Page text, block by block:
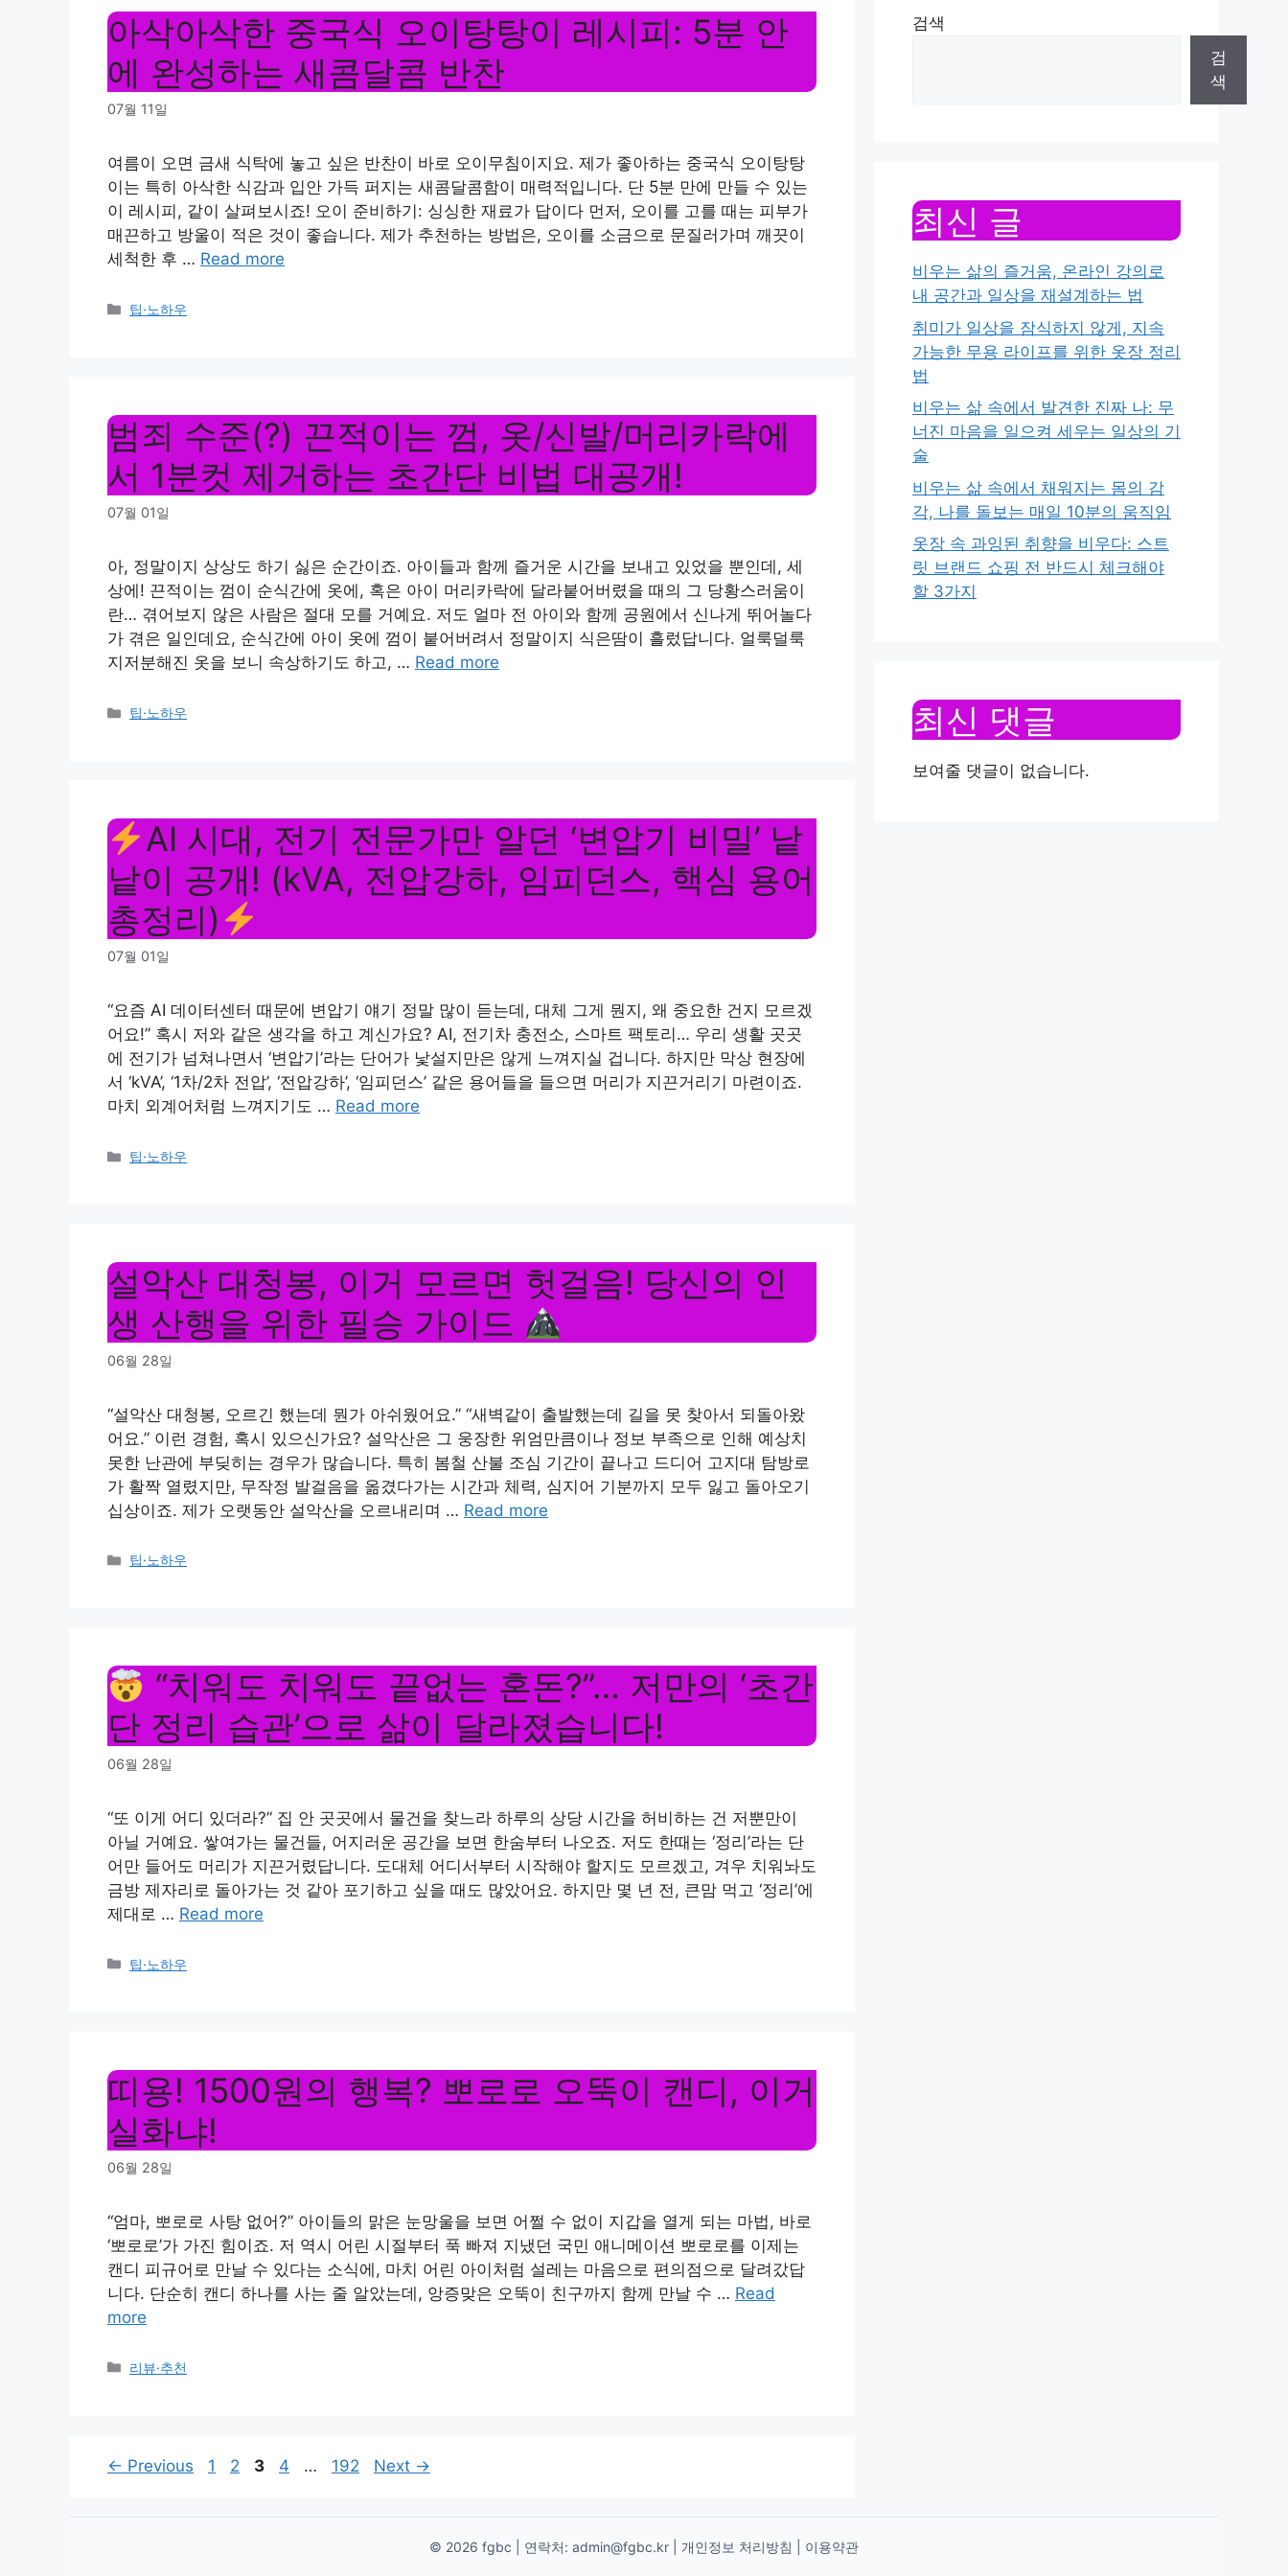
아삭아삭한 중국식 오이탕탕이 레시피: 5분 안
에 완성하는 새콤달콤 반찬
07월 11일
여름이 오면 금새 식탁에 놓고 싶은 반찬이 바로 오이무침이지요. 제가 좋아하는 중국식 오이탕탕
이는 특히 아삭한 식감과 입안 가득 퍼지는 새콤달콤함이 매력적입니다. 단 5분 만에 만들 수 있는
이 레시피, 같이 살펴보시죠! 오이 준비하기: 싱싱한 재료가 답이다 먼저, 오이를 고를 때는 피부가
매끈하고 방울이 적은 것이 좋습니다. 제가 추천하는 방법은, 오이를 소금으로 문질러가며 깨끗이
세척한 후 … Read more
Categories
팁·노하우
범죄 수준(?) 끈적이는 껌, 옷/신발/머리카락에
서 1분컷 제거하는 초간단 비법 대공개!
07월 01일
아, 정말이지 상상도 하기 싫은 순간이죠. 아이들과 함께 즐거운 시간을 보내고 있었을 뿐인데, 세
상에! 끈적이는 껌이 순식간에 옷에, 혹은 아이 머리카락에 달라붙어버렸을 때의 그 당황스러움이
란… 겪어보지 않은 사람은 절대 모를 거예요. 저도 얼마 전 아이와 함께 공원에서 신나게 뛰어놀다
가 겪은 일인데요, 순식간에 아이 옷에 껌이 붙어버려서 정말이지 식은땀이 흘렀답니다. 얼룩덜룩
지저분해진 옷을 보니 속상하기도 하고, … Read more
Categories
팁·노하우
AI 시대, 전기 전문가만 알던 ‘변압기 비밀’ 낱
낱이 공개! (kVA, 전압강하, 임피던스, 핵심 용어
총정리)
07월 01일
“요즘 AI 데이터센터 때문에 변압기 얘기 정말 많이 듣는데, 대체 그게 뭔지, 왜 중요한 건지 모르겠
어요!” 혹시 저와 같은 생각을 하고 계신가요? AI, 전기차 충전소, 스마트 팩토리… 우리 생활 곳곳
에 전기가 넘쳐나면서 ‘변압기’라는 단어가 낯설지만은 않게 느껴지실 겁니다. 하지만 막상 현장에
서 ‘kVA’, ‘1차/2차 전압’, ‘전압강하’, ‘임피던스’ 같은 용어들을 들으면 머리가 지끈거리기 마련이죠.
마치 외계어처럼 느껴지기도 … Read more
Categories
팁·노하우
설악산 대청봉, 이거 모르면 헛걸음! 당신의 인
생 산행을 위한 필승 가이드
06월 28일
“설악산 대청봉, 오르긴 했는데 뭔가 아쉬웠어요.” “새벽같이 출발했는데 길을 못 찾아서 되돌아왔
어요.” 이런 경험, 혹시 있으신가요? 설악산은 그 웅장한 위엄만큼이나 정보 부족으로 인해 예상치
못한 난관에 부딪히는 경우가 많습니다. 특히 봄철 산불 조심 기간이 끝나고 드디어 고지대 탐방로
가 활짝 열렸지만, 무작정 발걸음을 옮겼다가는 시간과 체력, 심지어 기분까지 모두 잃고 돌아오기
십상이죠. 제가 오랫동안 설악산을 오르내리며 … Read more
Categories
팁·노하우
“치워도 치워도 끝없는 혼돈?”… 저만의 ‘초간
단 정리 습관’으로 삶이 달라졌습니다!
06월 28일
“또 이게 어디 있더라?” 집 안 곳곳에서 물건을 찾느라 하루의 상당 시간을 허비하는 건 저뿐만이
아닐 거예요. 쌓여가는 물건들, 어지러운 공간을 보면 한숨부터 나오죠. 저도 한때는 ‘정리’라는 단
어만 들어도 머리가 지끈거렸답니다. 도대체 어디서부터 시작해야 할지도 모르겠고, 겨우 치워놔도
금방 제자리로 돌아가는 것 같아 포기하고 싶을 때도 많았어요. 하지만 몇 년 전, 큰맘 먹고 ‘정리’에
제대로 … Read more
Categories
팁·노하우
띠용! 1500원의 행복? 뽀로로 오뚝이 캔디, 이거
실화냐!
06월 28일
“엄마, 뽀로로 사탕 없어?” 아이들의 맑은 눈망울을 보면 어쩔 수 없이 지갑을 열게 되는 마법, 바로
‘뽀로로’가 가진 힘이죠. 저 역시 어린 시절부터 푹 빠져 지냈던 국민 애니메이션 뽀로로를 이제는
캔디 피규어로 만날 수 있다는 소식에, 마치 어린 아이처럼 설레는 마음으로 편의점으로 달려갔답
니다. 단순히 캔디 하나를 사는 줄 알았는데, 앙증맞은 오뚝이 친구까지 함께 만날 수 … Read
more
Categories
리뷰·추천
← Previous Page
1 Page
2 Page
3 Page
4 … Page
192 Next →
검색
검
색
최신 글
비우는 삶의 즐거움, 온라인 강의로
내 공간과 일상을 재설계하는 법
취미가 일상을 잠식하지 않게, 지속
가능한 무용 라이프를 위한 옷장 정리
법
비우는 삶 속에서 발견한 진짜 나: 무
너진 마음을 일으켜 세우는 일상의 기
술
비우는 삶 속에서 채워지는 몸의 감
각, 나를 돌보는 매일 10분의 움직임
옷장 속 과잉된 취향을 비우다: 스트
릿 브랜드 쇼핑 전 반드시 체크해야
할 3가지
최신 댓글
보여줄 댓글이 없습니다.
© 2026 fgbc | 연락처: admin@fgbc.kr 개인정보 처리방침 이용약관